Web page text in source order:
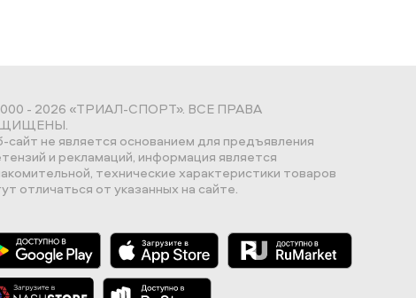
- 2026 «ТРИАЛ-СПОРТ». ВСЕ ПРАВА
сайт не является основанием для предъявления
и рекламаций, информация является
технические характеристики товаров
отличаться от указанных на сайте.